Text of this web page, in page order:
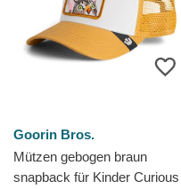
Goorin Bros.
Mützen gebogen braun
snapback für Kinder Curious